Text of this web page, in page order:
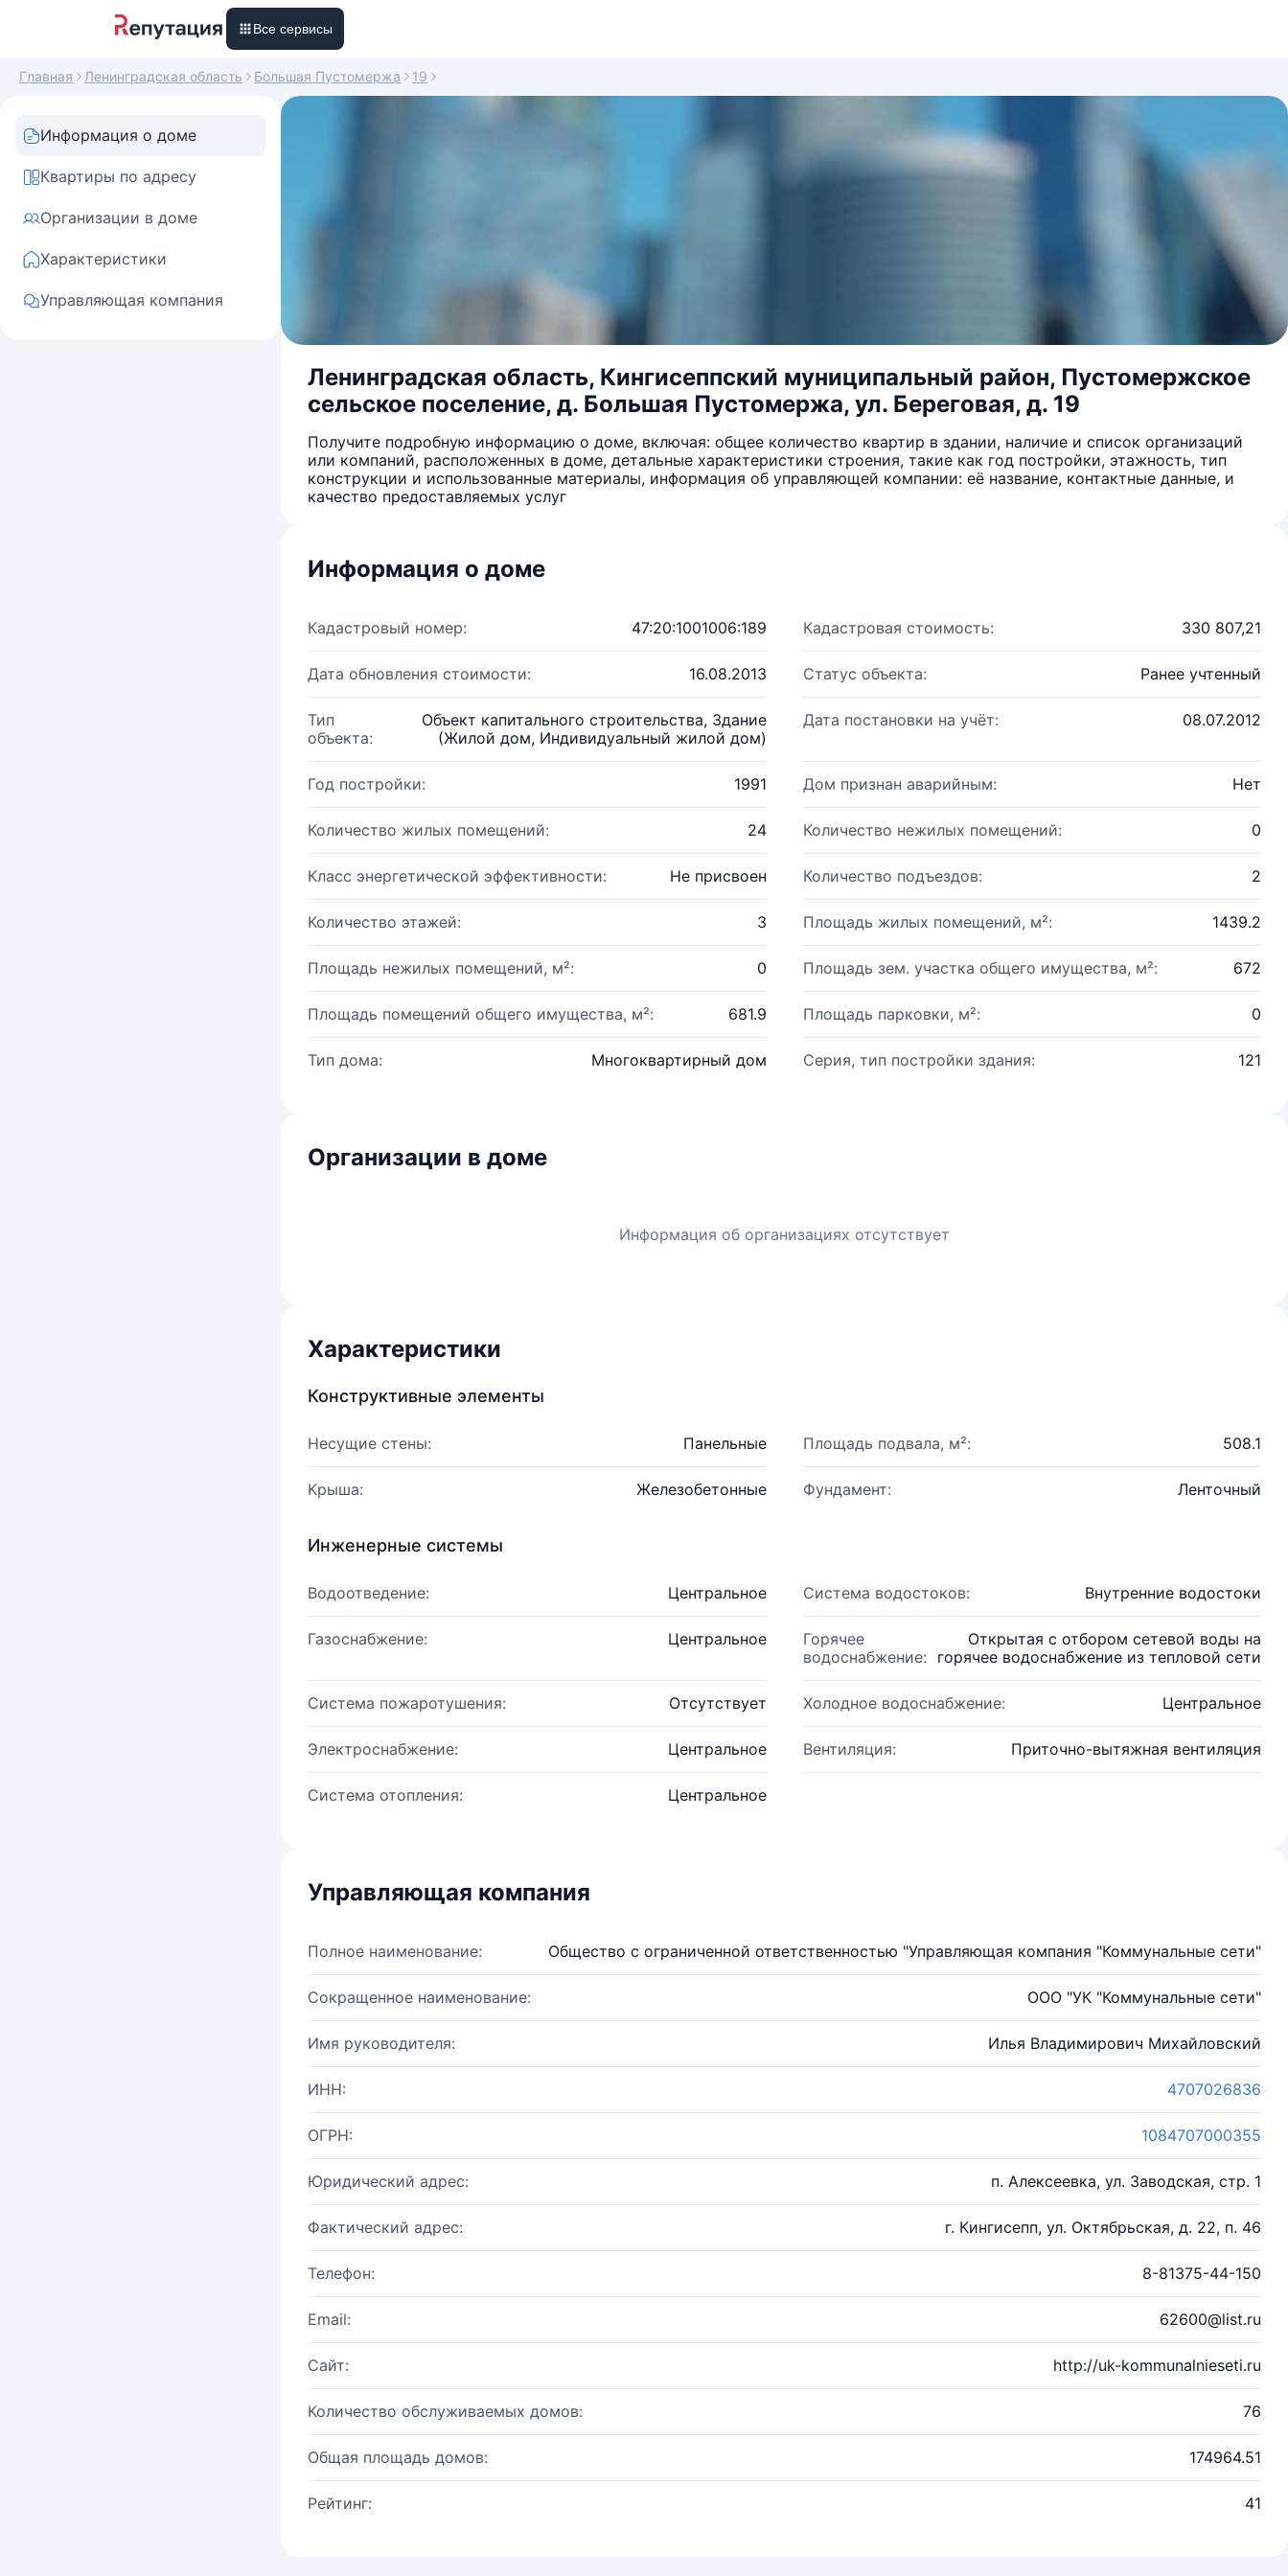
Все сервисы
Главная Ленинградская область Большая Пустомержа 19
Информация о доме
Квартиры по адресу
Организации в доме
Характеристики
Управляющая компания
Ленинградская область, Кингисеппский муниципальный район, Пустомержское
сельское поселение, д. Большая Пустомержа, ул. Береговая, д. 19
Получите подробную информацию о доме, включая: общее количество квартир в здании, наличие и список организаций
или компаний, расположенных в доме, детальные характеристики строения, такие как год постройки, этажность, тип
конструкции и использованные материалы, информация об управляющей компании: её название, контактные данные, и
качество предоставляемых услуг
Информация о доме
Кадастровый номер: 47:20:1001006:189 Кадастровая стоимость: 330 807,21
Дата обновления стоимости: 16.08.2013 Статус объекта: Ранее учтенный
Тип
объекта:
Объект капитального строительства, Здание
(Жилой дом, Индивидуальный жилой дом)
Дата постановки на учёт: 08.07.2012
Год постройки: 1991 Дом признан аварийным: Нет
Количество жилых помещений: 24 Количество нежилых помещений: 0
Класс энергетической эффективности: Не присвоен Количество подъездов: 2
Количество этажей: 3 Площадь жилых помещений, м²: 1439.2
Площадь нежилых помещений, м²: 0 Площадь зем. участка общего имущества, м²: 672
Площадь помещений общего имущества, м²: 681.9 Площадь парковки, м²: 0
Тип дома: Многоквартирный дом Серия, тип постройки здания: 121
Организации в доме
Информация об организациях отсутствует
Характеристики
Конструктивные элементы
Несущие стены: Панельные Площадь подвала, м²: 508.1
Крыша: Железобетонные Фундамент: Ленточный
Инженерные системы
Водоотведение: Центральное Система водостоков: Внутренние водостоки
Газоснабжение: Центральное
Горячее
водоснабжение:
Открытая с отбором сетевой воды на
горячее водоснабжение из тепловой сети
Система пожаротушения: Отсутствует Холодное водоснабжение: Центральное
Электроснабжение: Центральное Вентиляция: Приточно-вытяжная вентиляция
Система отопления: Центральное
Управляющая компания
Полное наименование: Общество с ограниченной ответственностью "Управляющая компания "Коммунальные сети"
Сокращенное наименование: ООО "УК "Коммунальные сети"
Имя руководителя: Илья Владимирович Михайловский
ИНН: 4707026836
ОГРН: 1084707000355
Юридический адрес: п. Алексеевка, ул. Заводская, стр. 1
Фактический адрес: г. Кингисепп, ул. Октябрьская, д. 22, п. 46
Телефон: 8-81375-44-150
Email: 62600@list.ru
Сайт: http://uk-kommunalnieseti.ru
Количество обслуживаемых домов: 76
Общая площадь домов: 174964.51
Рейтинг: 41